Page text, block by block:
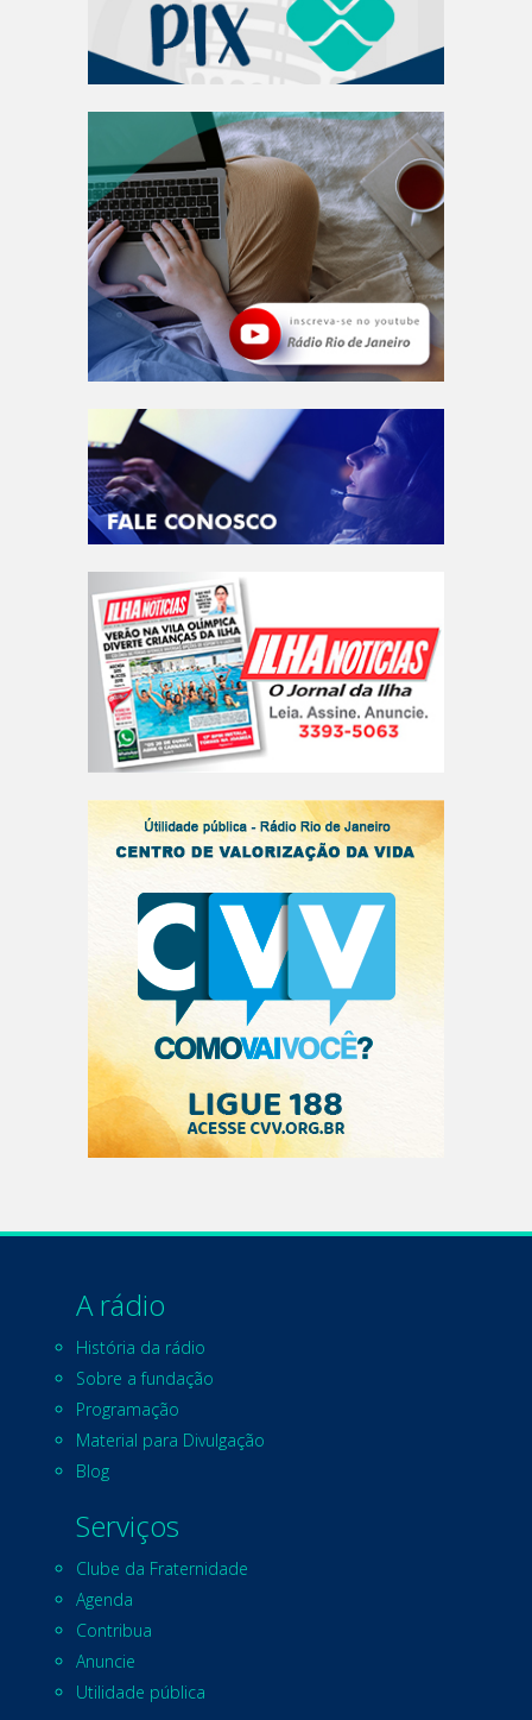
A rádio
História da rádio
Sobre a fundação
Programação
Material para Divulgação
Blog
Serviços
Clube da Fraternidade
Agenda
Contribua
Anuncie
Utilidade pública